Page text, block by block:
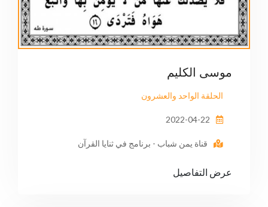
موسى الكليم
الحلقة الواحد والعشرون
قناة يمن شباب - برنامج في ثنايا القرآن
عرض التفاصيل